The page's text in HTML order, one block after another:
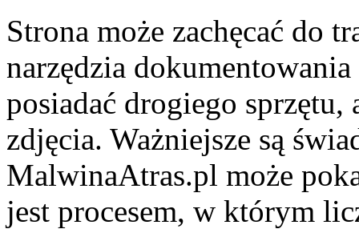
Strona może zachęcać do
narzędzia
posiadać drogiego sprzętu,
zdjęcia. Ważniejsze są
MalwinaAtras.pl może
jest procesem, w którym